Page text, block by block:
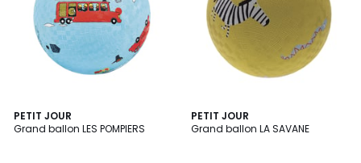
PETIT JOUR
Grand ballon LES POMPIERS
PETIT JOUR
Grand ballon LA SAVANE